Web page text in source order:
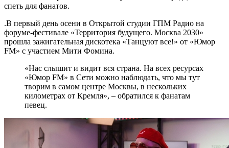
спеть для фанатов.
.В первый день осени в Открытой студии ГПМ Радио на
форуме-фестивале «Территория будущего. Москва 2030»
прошла зажигательная дискотека «Танцуют все!» от «Юмор
FM» с участием Мити Фомина.
«Нас слышит и видит вся страна. На всех ресурсах
«Юмор FM» в Сети можно наблюдать, что мы тут
творим в самом центре Москвы, в нескольких
километрах от Кремля», – обратился к фанатам
певец.